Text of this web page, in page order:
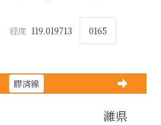
経度 119.019713 0165
膠済線
濰県